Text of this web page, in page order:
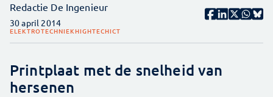
Redactie De Ingenieur
30 april 2014
ELEKTROTECHNIEKHIGHTECHICT
Printplaat met de snelheid van
hersenen